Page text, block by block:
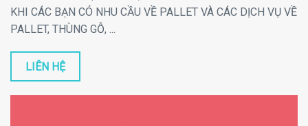
KHI CÁC BẠN CÓ NHU CẦU VỀ PALLET VÀ CÁC DỊCH VỤ VỀ
PALLET, THÙNG GỖ, ...
LIÊN HỆ